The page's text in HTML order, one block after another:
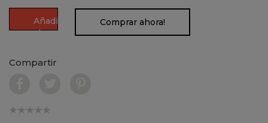
Añadir
al
Comprar ahora!
Compartir